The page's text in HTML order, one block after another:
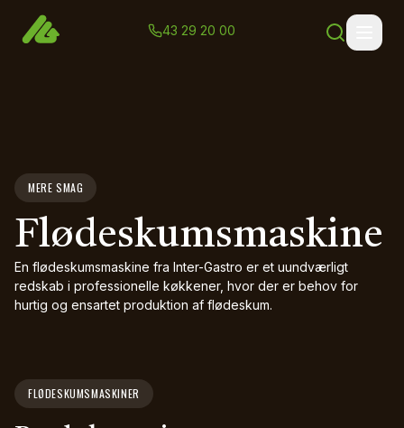
43 29 20 00
MERE SMAG
Flødeskumsmaskine
En flødeskumsmaskine fra Inter-Gastro er et uundværligt
redskab i professionelle køkkener, hvor der er behov for
hurtig og ensartet produktion af flødeskum.
FLØDESKUMSMASKINER